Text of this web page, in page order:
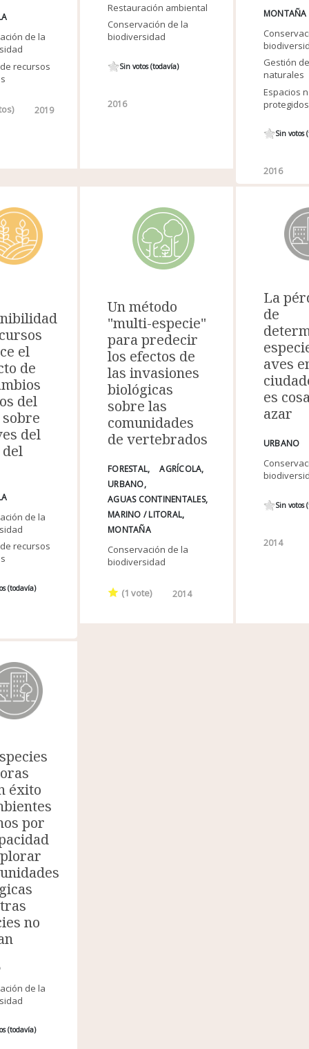
de la
recursos
2019
Restauración ambiental
Conservación de la
biodiversidad
Sin votos (todavía)
2016
MONTAÑA
Gestión
naturales
Espacios
protegidos
Sin votos
2016
el
de
del
del
de la
recursos
(todavía)
Un método
"multi-especie"
para predecir
los efectos de
las invasiones
biológicas
sobre las
comunidades
de vertebrados
FORESTAL
AGRÍCOLA
URBANO
AGUAS CONTINENTALES
MARINO / LITORAL
MONTAÑA
Conservación de la
biodiversidad
(1 vote) 2014
La
de
aves
es
azar
URBANO
Sin votos
2014
éxito
por
no
de la
(todavía)